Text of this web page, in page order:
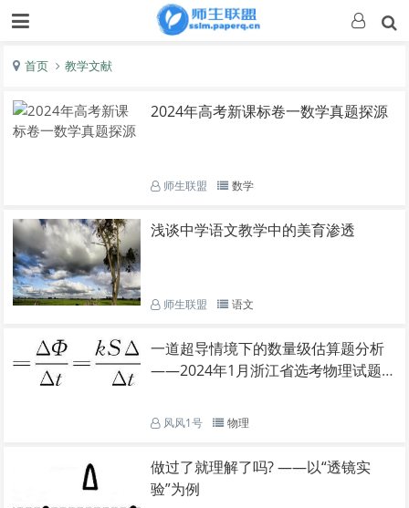
首页 教学文献
2024年高考新课标卷一数学真题探源
师生联盟 数学
浅谈中学语文教学中的美育渗透
师生联盟 语文
一道超导情境下的数量级估算题分析
——2024年1月浙江省选考物理试题
风风1号 物理
做过了就理解了吗? ——以“透镜实
验”为例